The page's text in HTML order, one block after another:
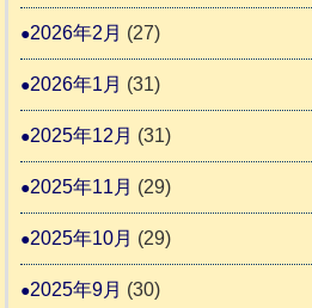
2026年2月 (27)
2026年1月 (31)
2025年12月 (31)
2025年11月 (29)
2025年10月 (29)
2025年9月 (30)